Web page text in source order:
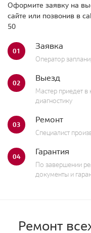
Оформите заявку на
сайте или позвонив в
50
01 Заявка
Оператор
02 Выезд
Мастер приедет
диагностику
03 Ремонт
Специалист
04 Гарантия
По завершении
документы и
Ремонт